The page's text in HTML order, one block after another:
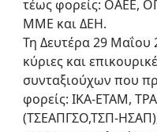
τέως φορείς: ΟΑΕΕ,
ΜΜΕ και ΔΕΗ.
Τη Δευτέρα 29 Μαΐου
κύριες και
συνταξιούχων που
φορείς: ΙΚΑ-ΕΤΑΜ,
(ΤΣΕΑΠΓΣΟ,ΤΣΠ-